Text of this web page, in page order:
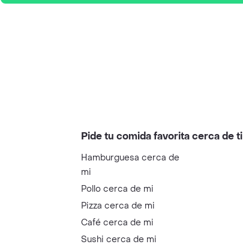
Pide tu comida favorita cerca de ti
Hamburguesa cerca de
mi
Pollo cerca de mi
Pizza cerca de mi
Café cerca de mi
Sushi cerca de mi